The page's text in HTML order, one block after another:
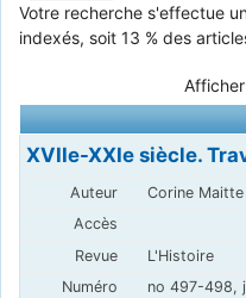
Votre recherche s'effectue
indexés, soit 13 % des
XVIIe-XXIe siècle.
Corine
L'Histoire
no 497-498,